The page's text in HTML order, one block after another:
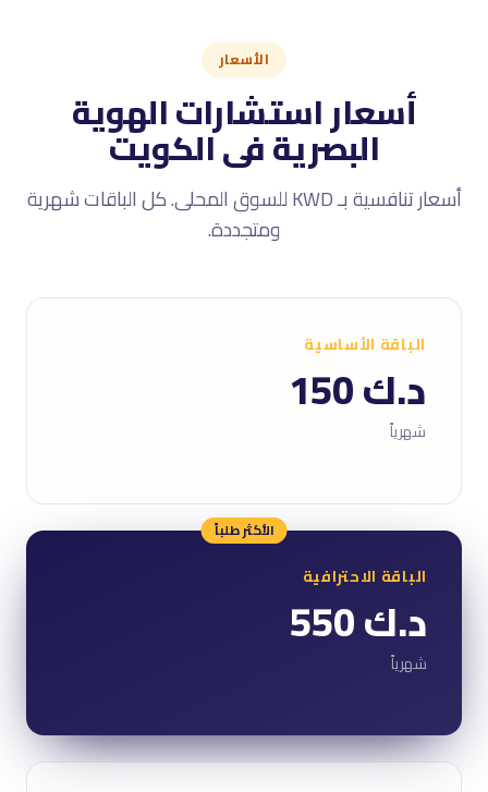
الأسعار
أسعار استشارات الهوية
البصرية فى الكويت
أسعار تنافسية بـ KWD للسوق المحلى. كل الباقات شهرية
ومتجددة.
الباقة الأساسية
د.ك 150
شهرياً
الأكثر طلباً
الباقة الاحترافية
د.ك 550
شهرياً